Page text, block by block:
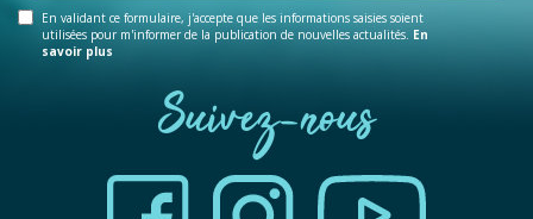
En validant ce formulaire, j'accepte que les informations saisies soient
utilisées pour m'informer de la publication de nouvelles actualités. En
savoir plus
Suivez-nous